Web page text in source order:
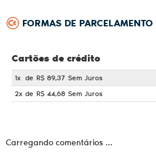
FORMAS DE PARCELAMENTO
Cartões de crédito
1x de R$ 89,37 Sem Juros
2x de R$ 44,68 Sem Juros
Carregando comentários ...